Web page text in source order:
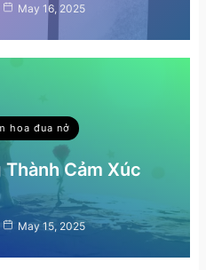
May 16, 2025
hoa đua nở
Cảm Xúc
May 15, 2025